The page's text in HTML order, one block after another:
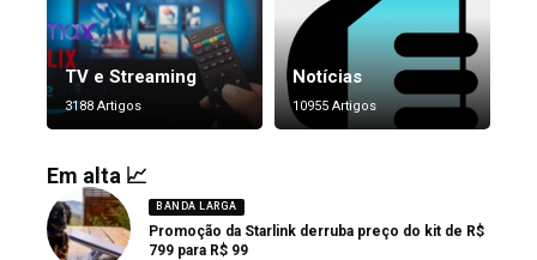
TV e Streaming
3188 Artigos
Notícias
10955 Artigos
Em alta 📈
BANDA LARGA
Promoção da Starlink derruba preço do kit de R$
799 para R$ 99